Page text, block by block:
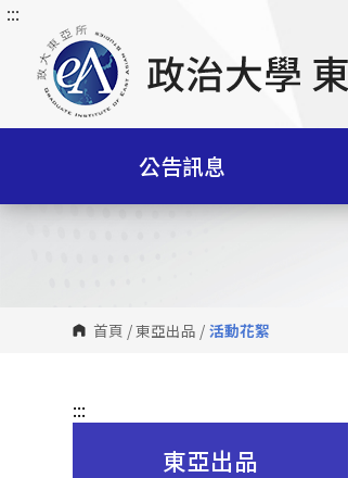
跳
內
塊
:::
公告訊息
首頁 /東亞出品 / 活動花絮
:::
東亞出品